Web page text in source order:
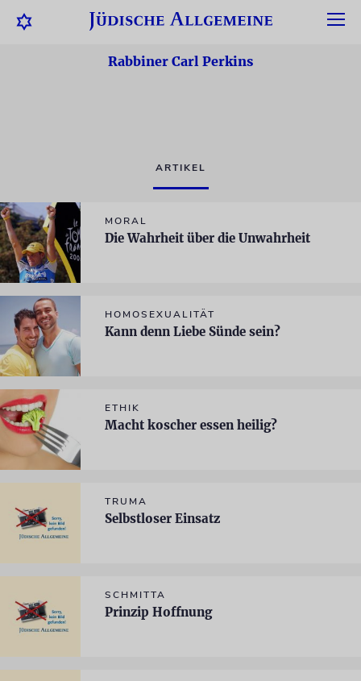
Rabbiner Carl Perkins
ARTIKEL
MORAL
Die Wahrheit über die Unwahrheit
HOMOSEXUALITÄT
Kann denn Liebe Sünde sein?
ETHIK
Macht koscher essen heilig?
TRUMA
Selbstloser Einsatz
SCHMITTA
Prinzip Hoffnung